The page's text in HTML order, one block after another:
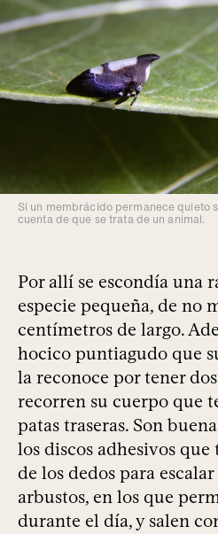
Si un membrácido permanece quieto
cuenta de que se trata de un animal.
Por allí se escondía una
especie pequeña, de no
centímetros de largo.
hocico puntiagudo que
la reconoce por tener
recorren su cuerpo que
patas traseras. Son
los discos adhesivos
de los dedos para
arbustos, en los que
durante el día, y salen